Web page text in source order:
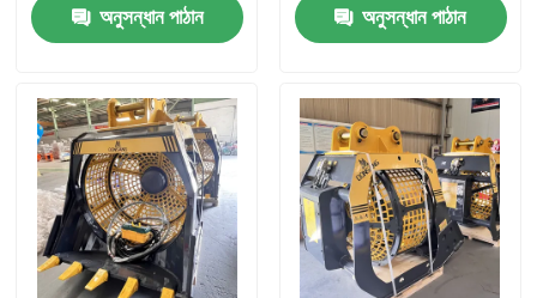
বাড়ি
পণ্য
VR প্রদর্শন
অনুসন্ধান পাঠান
কারখানা
অনুসন্ধান পাঠান